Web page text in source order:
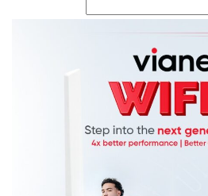
for: